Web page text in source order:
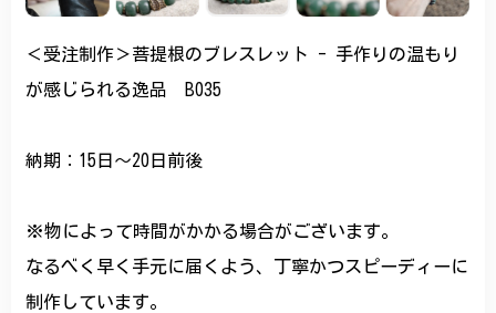
＜受注制作＞菩提根のブレスレット - 手作りの温もり
が感じられる逸品 B035
納期：15日～20日前後
※物によって時間がかかる場合がございます。
なるべく早く手元に届くよう、丁寧かつスピーディーに
制作しています。